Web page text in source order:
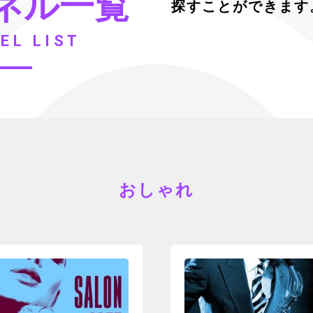
LIST
探すことができます
おしゃれ